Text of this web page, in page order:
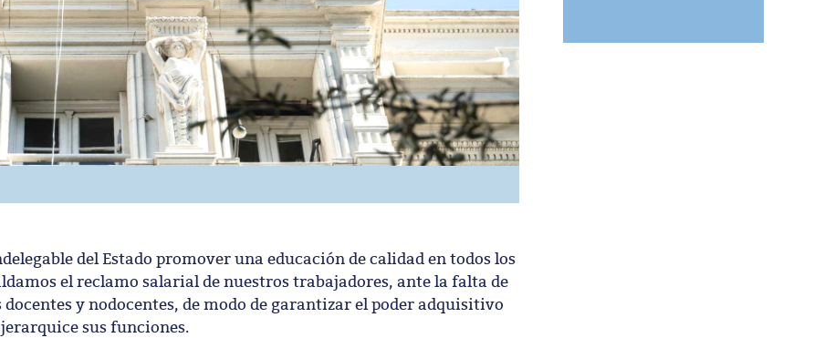
del Estado promover una educación de calidad en todos los
el reclamo salarial de nuestros trabajadores, ante la falta de
y nodocentes, de modo de garantizar el poder adquisitivo
sus funciones.